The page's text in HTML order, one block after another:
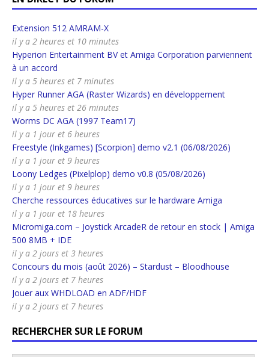
Extension 512 AMRAM-X
il y a 2 heures et 10 minutes
Hyperion Entertainment BV et Amiga Corporation parviennent
à un accord
il y a 5 heures et 7 minutes
Hyper Runner AGA (Raster Wizards) en développement
il y a 5 heures et 26 minutes
Worms DC AGA (1997 Team17)
il y a 1 jour et 6 heures
Freestyle (Inkgames) [Scorpion] demo v2.1 (06/08/2026)
il y a 1 jour et 9 heures
Loony Ledges (Pixelplop) demo v0.8 (05/08/2026)
il y a 1 jour et 9 heures
Cherche ressources éducatives sur le hardware Amiga
il y a 1 jour et 18 heures
Micromiga.com – Joystick ArcadeR de retour en stock | Amiga
500 8MB + IDE
il y a 2 jours et 3 heures
Concours du mois (août 2026) – Stardust – Bloodhouse
il y a 2 jours et 7 heures
Jouer aux WHDLOAD en ADF/HDF
il y a 2 jours et 7 heures
RECHERCHER SUR LE FORUM